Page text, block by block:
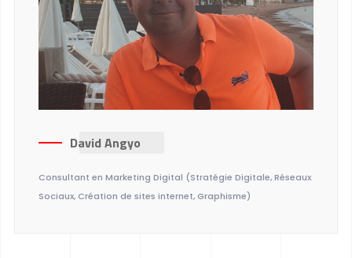
David Angyo
Consultant en Marketing Digital (Stratégie Digitale, Réseaux
Sociaux, Création de sites internet, Graphisme)